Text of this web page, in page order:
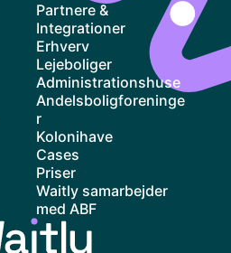
Partnere &
Integrationer
Erhverv
Lejeboliger
Administrationshuse
Andelsboligforeninge
r
Kolonihave
Cases
Priser
Waitly samarbejder
med ABF